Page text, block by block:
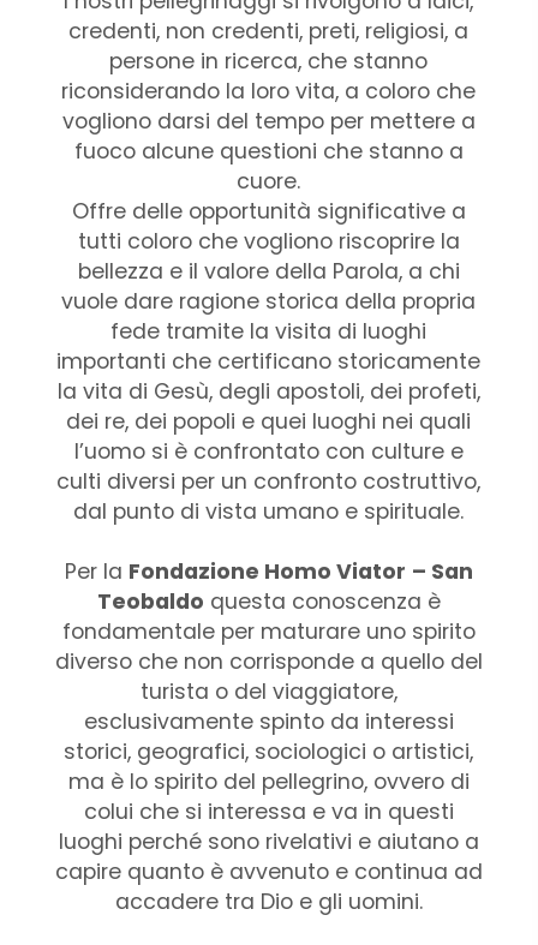
credenti, non credenti, preti, religiosi, a
persone in ricerca, che stanno
riconsiderando la loro vita, a coloro che
vogliono darsi del tempo per mettere a
fuoco alcune questioni che stanno a
cuore.
Offre delle opportunità significative a
tutti coloro che vogliono riscoprire la
bellezza e il valore della Parola, a chi
vuole dare ragione storica della propria
fede tramite la visita di luoghi
importanti che certificano storicamente
la vita di Gesù, degli apostoli, dei profeti,
dei re, dei popoli e quei luoghi nei quali
l’uomo si è confrontato con culture e
culti diversi per un confronto costruttivo,
dal punto di vista umano e spirituale.
Per la Fondazione Homo Viator – San
Teobaldo questa conoscenza è
fondamentale per maturare uno spirito
diverso che non corrisponde a quello del
turista o del viaggiatore,
esclusivamente spinto da interessi
storici, geografici, sociologici o artistici,
ma è lo spirito del pellegrino, ovvero di
colui che si interessa e va in questi
luoghi perché sono rivelativi e aiutano a
capire quanto è avvenuto e continua ad
accadere tra Dio e gli uomini.